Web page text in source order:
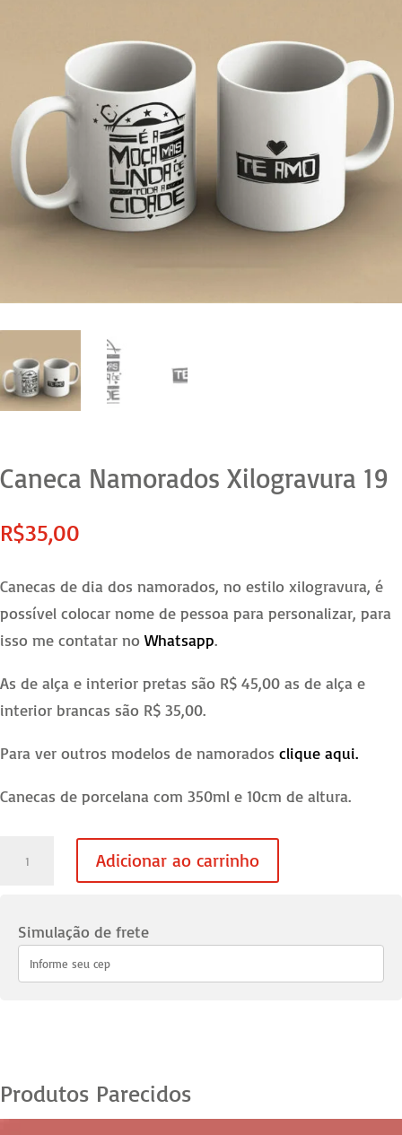
Caneca Namorados Xilogravura 19
R$35,00
Canecas de dia dos namorados, no estilo xilogravura, é
possível colocar nome de pessoa para personalizar, para
isso me contatar no Whatsapp.
As de alça e interior pretas são R$ 45,00 as de alça e
interior brancas são R$ 35,00.
Para ver outros modelos de namorados clique aqui.
Canecas de porcelana com 350ml e 10cm de altura.
Namorados
quantidade
Adicionar ao carrinho
Simulação de frete
Produtos Parecidos